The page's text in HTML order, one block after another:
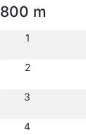
800 m
1
2
3
4